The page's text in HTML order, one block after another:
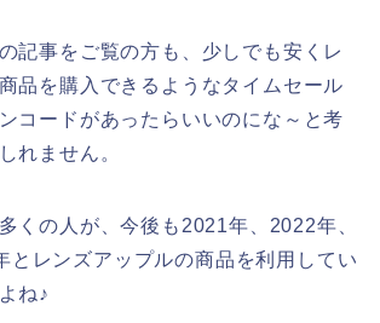
記事をご覧の方も、少しでも安くレ
品を購入できるようなタイムセール
コードがあったらいいのにな～と考
れません。
くの人が、今後も2021年、2022年、
とレンズアップルの商品を利用してい
ね♪